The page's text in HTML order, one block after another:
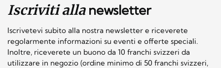
Iscriviti allanewsletter
Iscrivetevi subito alla nostra newsletter e riceverete
regolarmente informazioni su eventi e offerte speciali.
Inoltre, riceverete un buono da 10 franchi svizzeri da
utilizzare in negozio (ordine minimo di 50 franchi svizzeri,